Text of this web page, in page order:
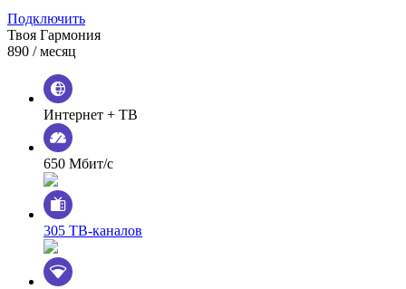
Подключить
Твоя Гармония
890 / месяц
Интернет + ТВ
650 Мбит/с
305 ТВ-каналов